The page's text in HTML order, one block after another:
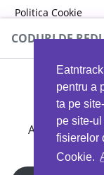
pentru a
ta pe
pe site-
fisierelor
Cookie.
Politica Cookie
Politica de
CODURI DE
Ai 40%